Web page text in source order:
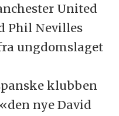
United
Phil Nevilles
ungdomslaget
klubben
nye David